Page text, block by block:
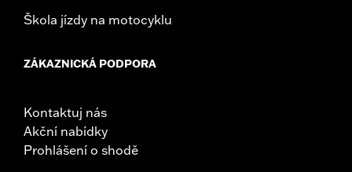
Škola jízdy na motocyklu
ZÁKAZNICKÁ PODPORA
Kontaktuj nás
Akční nabídky
Prohlášení o shodě